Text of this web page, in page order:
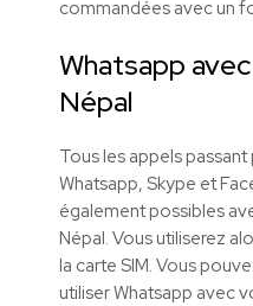
commandées avec un
Whatsapp
Népal
Tous les appels
Whatsapp, Skype et
également possibles
Népal. Vous utiliserez
la carte SIM. Vous
utiliser Whatsapp avec